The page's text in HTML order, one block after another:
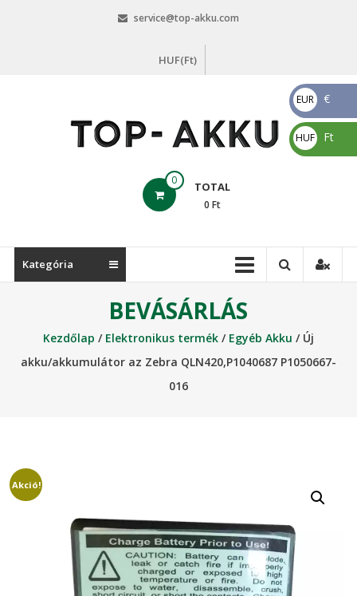
service@top-akku.com
HUF(Ft)
akku.com
0 TOTAL
0 Ft
Kategória
BEVÁSÁRLÁS
Kezdőlap / Elektronikus termék/ Egyéb Akku / Új
akku/akkumulátor az Zebra QLN420,P1040687 P1050667-
016
Akció!
EUR
€
€
HUF
Ft
Ft